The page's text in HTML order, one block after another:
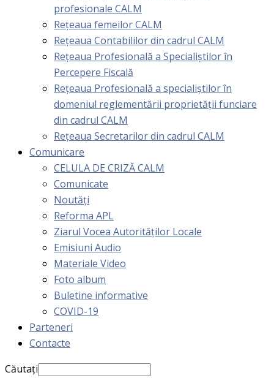
profesionale CALM
Rețeaua femeilor CALM
Rețeaua Contabililor din cadrul CALM
Rețeaua Profesională a Specialiștilor în
Percepere Fiscală
Reţeaua Profesională a specialiştilor în
domeniul reglementării proprietăţii funciare
din cadrul CALM
Rețeaua Secretarilor din cadrul CALM
Comunicare
CELULA DE CRIZĂ CALM
Comunicate
Noutăți
Reforma APL
Ziarul Vocea Autorităților Locale
Emisiuni Audio
Materiale Video
Foto album
Buletine informative
COVID-19
Parteneri
Contacte
Căutați